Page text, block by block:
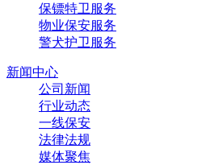
保镖特卫服务
物业保安服务
警犬护卫服务
新闻中心
公司新闻
行业动态
一线保安
法律法规
媒体聚焦